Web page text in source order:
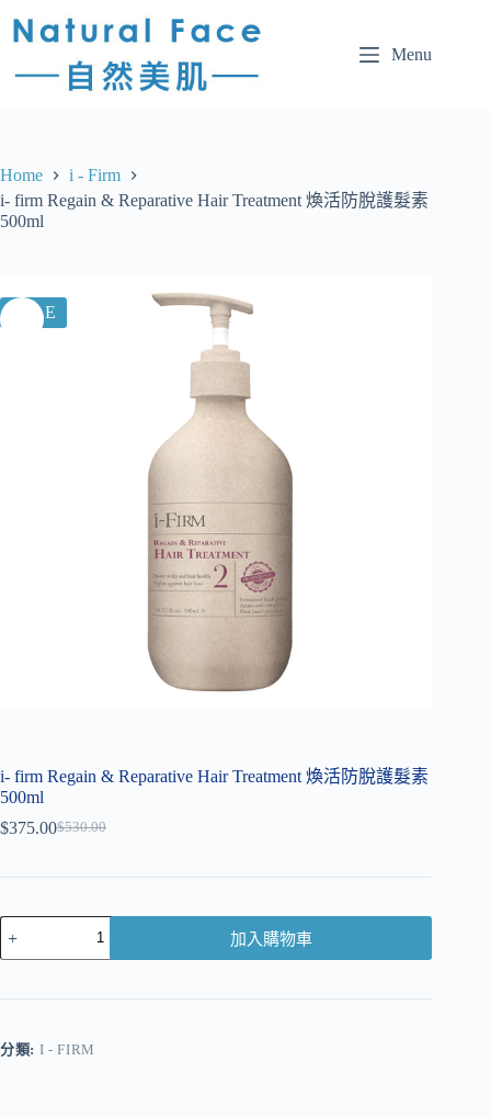
Menu
Home
i - Firm
i- firm Regain & Reparative Hair Treatment 煥活防脫護髮素
500ml
SALE
i- firm Regain & Reparative Hair Treatment 煥活防脫護髮素
500ml
$530.00
$375.00
加入購物車
r
分類: I - FIRM